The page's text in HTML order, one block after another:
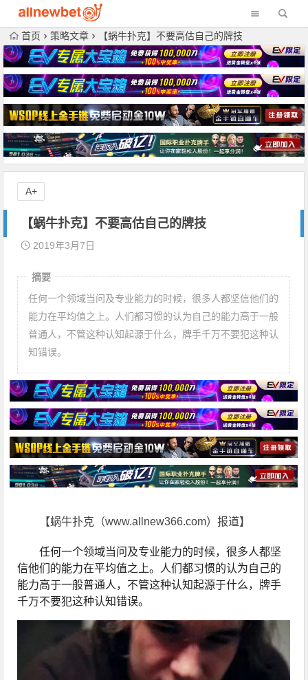
首页 策略文章 【蜗牛扑克】不要高估自己的牌技
【蜗牛扑克】不要高估自己的牌技
2019年3月7日
摘要
任何一个领域当问及专业能力的时候，很多人都坚信他们的
能力在平均值之上。人们都习惯的认为自己的能力高于一般
普通人，不管这种认知起源于什么，牌手千万不要犯这种认
知错误。
【蜗牛扑克（www.allnew366.com）报道】
任何一个领域当问及专业能力的时候，很多人都坚
信他们的能力在平均值之上。人们都习惯的认为自己的
能力高于一般普通人，不管这种认知起源于什么，牌手
千万不要犯这种认知错误。
A+